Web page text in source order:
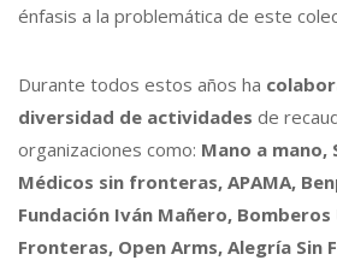
énfasis a la problemática de este
Durante todos estos años ha
diversidad de actividades de
organizaciones como: Mano a mano,
Médicos sin fronteras, APAMA,
Fundación Iván Mañero, Bomberos
Fronteras, Open Arms, Alegría Sin